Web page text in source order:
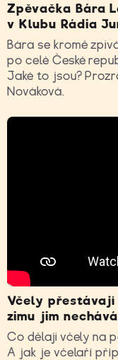
Zpěvačka Bára
v Klubu Rádia
Bára se kromě
po celé České
Jaké to jsou?
Nováková.
Včely
zimu jim
Co dělají včely na
A jak je včelaři